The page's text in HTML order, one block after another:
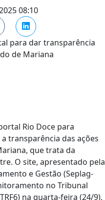
08:10
Rio Doce para
transparência das ações
que trata da
O site, apresentado pela
e Gestão (Seplag-
no Tribunal
na quarta-feira (24/9),